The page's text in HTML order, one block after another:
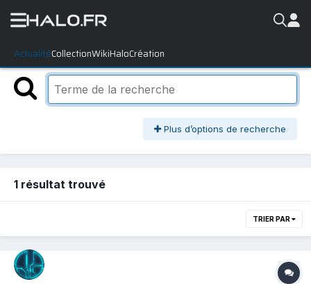
ActualitéCollectionWikiHaloCréation
Plus d’options de recherche
1 résultat trouvé
TRIER PAR